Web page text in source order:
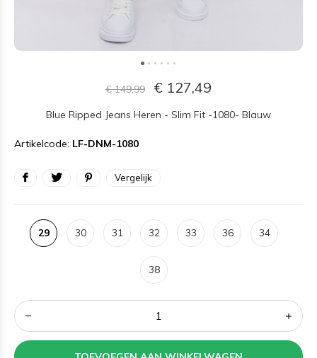
€ 149,99 € 127,49
Blue Ripped Jeans Heren - Slim Fit -1080- Blauw
Artikelcode: LF-DNM-1080
Vergelijk
29 30 31 32 33 36 34
38